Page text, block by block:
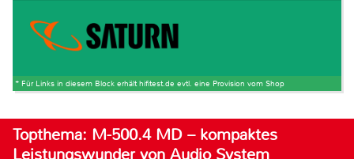
* Für Links in diesem Block erhält hifitest.de evtl. eine Provision vom Shop
Topthema: M-500.4 MD – kompaktes
Leistungswunder von Audio System